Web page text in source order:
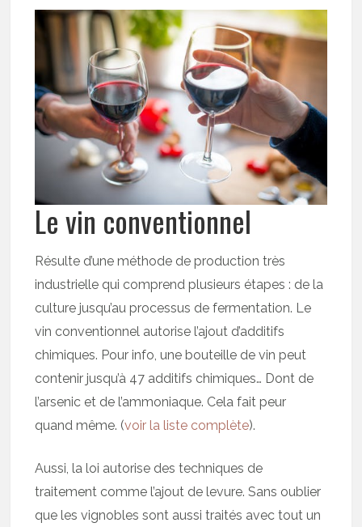
Le vin conventionnel
Résulte d’une méthode de production très
industrielle qui comprend plusieurs étapes : de la
culture jusqu’au processus de fermentation. Le
vin conventionnel autorise l’ajout d’additifs
chimiques. Pour info, une bouteille de vin peut
contenir jusqu’à 47 additifs chimiques… Dont de
l’arsenic et de l’ammoniaque. Cela fait peur
quand même. (voir la liste complète).
Aussi, la loi autorise des techniques de
traitement comme l’ajout de levure. Sans oublier
que les vignobles sont aussi traités avec tout un